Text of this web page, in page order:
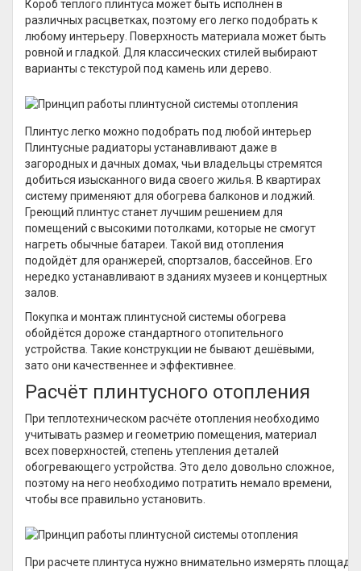
Короб тёплого плинтуса может быть исполнен в
различных расцветках, поэтому его легко подобрать к
любому интерьеру. Поверхность материала может быть
ровной и гладкой. Для классических стилей выбирают
варианты с текстурой под камень или дерево.
Плинтус легко можно подобрать под любой интерьер
Плинтусные радиаторы устанавливают даже в
загородных и дачных домах, чьи владельцы стремятся
добиться изысканного вида своего жилья. В квартирах
систему применяют для обогрева балконов и лоджий.
Греющий плинтус станет лучшим решением для
помещений с высокими потолками, которые не смогут
нагреть обычные батареи. Такой вид отопления
подойдёт для оранжерей, спортзалов, бассейнов. Его
нередко устанавливают в зданиях музеев и концертных
залов.
Покупка и монтаж плинтусной системы обогрева
обойдётся дороже стандартного отопительного
устройства. Такие конструкции не бывают дешёвыми,
зато они качественнее и эффективнее.
Расчёт плинтусного отопления
При теплотехническом расчёте отопления необходимо
учитывать размер и геометрию помещения, материал
всех поверхностей, степень утепления деталей
обогревающего устройства. Это дело довольно сложное,
поэтому на него необходимо потратить немало времени,
чтобы все правильно установить.
При расчете плинтуса нужно внимательно измерять